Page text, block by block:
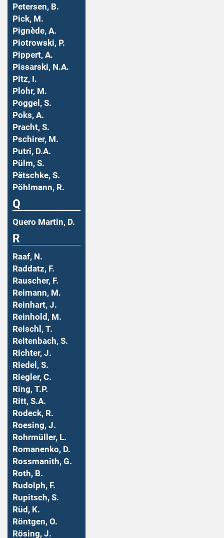
Petersen, B.
Pick, M.
Pignède, A.
Piotrowski, P.
Pippert, A.
Pissarski, N.A.
Pitz, I.
Plohr, M.
Poggel, S.
Poks, A.
Pracht, S.
Pschirer, M.
Putri, D.A.
Pülm, S.
Pätschke, S.
Pöhlmann, R.
Q
Quero Martin, D.
R
Raaf, N.
Raddatz, F.
Rauscher, F.
Reimann, M.
Reinhart, J.
Reinhold, M.
Reischl, T.
Reitenbach, S.
Richter, J.
Riedel, S.
Riegler, C.
Ring, T.P.
Ritt, S.A.
Rodeck, R.
Roesing, J.
Rohrmüller, L.
Romanenko, D.
Rossmanith, G.
Roth, B.
Rudolph, F.
Rupitsch, S.
Rüd, K.
Röntgen, O.
Rösing, J.